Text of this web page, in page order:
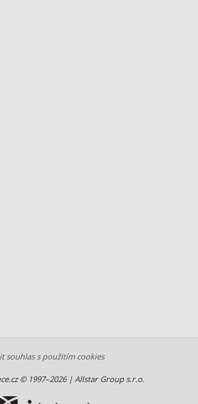
souhlas s použitím cookies
© 1997–2026 | Allstar Group s.r.o.